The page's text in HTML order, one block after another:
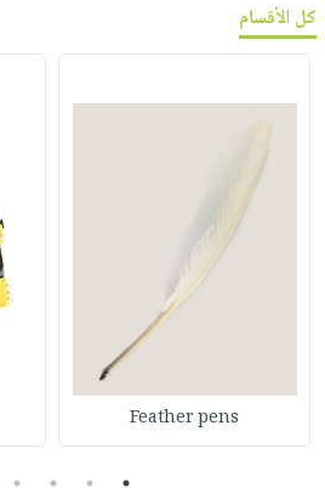
كل الأقسام
Feather pens